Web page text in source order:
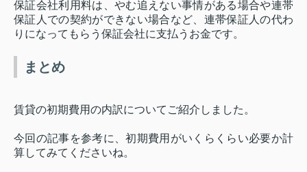
保証会社利用料は、やむ追えない事情がある場合や連帯
保証人での契約ができない場合など、連帯保証人の代わ
りになってもらう保証会社に支払うお金です。
まとめ
賃貸の初期費用の内訳についてご紹介しました。
今回の記事を参考に、初期費用がいくらくらい必要か計
算してみてくださいね。